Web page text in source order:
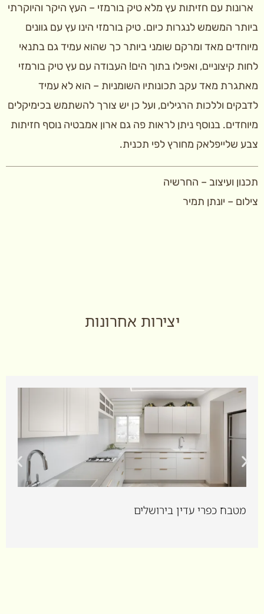
ארונות עם חזיתות עץ מלא טיק בורמזי – העץ היקר והיוקרתי
ביותר המשמש לנגרות כיום. טיק בורמזי הינו עץ עם גוונים
מיוחדים מאד ומרקם שומני ביותר כך שהוא עמיד גם בתנאי
לחות קיצוניים, ואפילו בתוך הים! העבודה עם עץ טיק בורמזי
מאתגרת מאד עקב תכונותיו השומניות – הוא לא עמיד
לדבקים וללכות הרגילים, ועל כן יש צורך להשתמש בכימיקלים
מיוחדים. בנוסף ניתן לראות פה גם ארון אמבטיה נוסף חזיתות
צבע שלייפלאק מחורץ לפי תכנית.
תכנון ועיצוב – החרשיה
צילום – יונתן תמיר
יצירות אחרונות
מטבח כפרי עדין בירושלים